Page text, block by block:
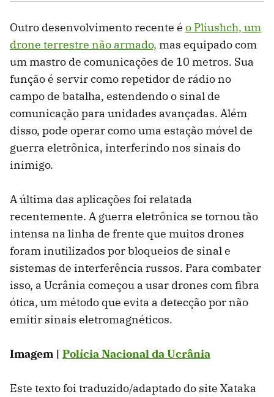
Outro desenvolvimento recente é o Pliushch, um
drone terrestre não armado, mas equipado com
um mastro de comunicações de 10 metros. Sua
função é servir como repetidor de rádio no
campo de batalha, estendendo o sinal de
comunicação para unidades avançadas. Além
disso, pode operar como uma estação móvel de
guerra eletrônica, interferindo nos sinais do
inimigo.
A última das aplicações foi relatada
recentemente. A guerra eletrônica se tornou tão
intensa na linha de frente que muitos drones
foram inutilizados por bloqueios de sinal e
sistemas de interferência russos. Para combater
isso, a Ucrânia começou a usar drones com fibra
ótica, um método que evita a detecção por não
emitir sinais eletromagnéticos.
Imagem | Polícia Nacional da Ucrânia
Este texto foi traduzido/adaptado do site Xataka